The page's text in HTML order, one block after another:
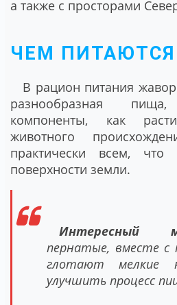
а также с просторами
ЧЕМ ПИТАЮТСЯ
В рацион питания
разнообразная пища,
компоненты, как
животного
практически всем,
поверхности земли.
Интересный
пернатые, вместе с
глотают мелкие
улучшить процесс